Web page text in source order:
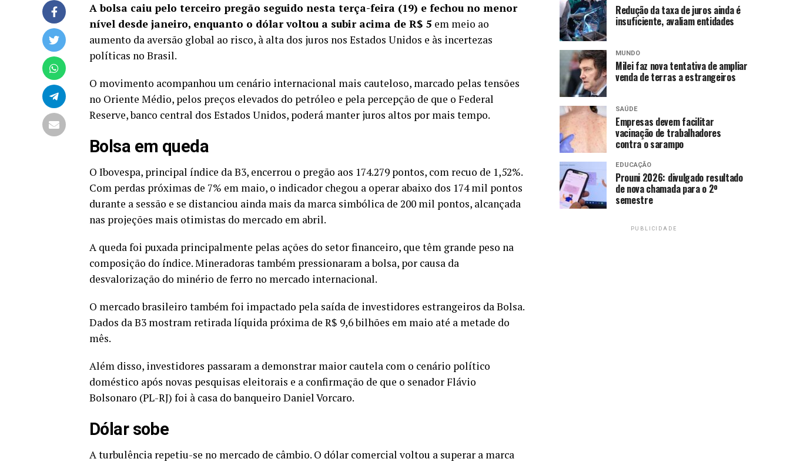
A bolsa caiu pelo terceiro pregão seguido nesta terça-feira (19) e fechou no menor
nível desde janeiro, enquanto o dólar voltou a subir acima de R$ 5 em meio ao
aumento da aversão global ao risco, à alta dos juros nos Estados Unidos e às incertezas
políticas no Brasil.
O movimento acompanhou um cenário internacional mais cauteloso, marcado pelas tensões
no Oriente Médio, pelos preços elevados do petróleo e pela percepção de que o Federal
Reserve, banco central dos Estados Unidos, poderá manter juros altos por mais tempo.
Bolsa em queda
O Ibovespa, principal índice da B3, encerrou o pregão aos 174.279 pontos, com recuo de 1,52%.
Com perdas próximas de 7% em maio, o indicador chegou a operar abaixo dos 174 mil pontos
durante a sessão e se distanciou ainda mais da marca simbólica de 200 mil pontos, alcançada
nas projeções mais otimistas do mercado em abril.
A queda foi puxada principalmente pelas ações do setor financeiro, que têm grande peso na
composição do índice. Mineradoras também pressionaram a bolsa, por causa da
desvalorização do minério de ferro no mercado internacional.
O mercado brasileiro também foi impactado pela saída de investidores estrangeiros da Bolsa.
Dados da B3 mostram retirada líquida próxima de R$ 9,6 bilhões em maio até a metade do
mês.
Além disso, investidores passaram a demonstrar maior cautela com o cenário político
doméstico após novas pesquisas eleitorais e a confirmação de que o senador Flávio
Bolsonaro (PL-RJ) foi à casa do banqueiro Daniel Vorcaro.
Dólar sobe
A turbulência repetiu-se no mercado de câmbio. O dólar comercial voltou a superar a marca
Redução da taxa de juros ainda é
insuficiente, avaliam entidades
MUNDO
Milei faz nova tentativa de ampliar
venda de terras a estrangeiros
SAÚDE
Empresas devem facilitar
vacinação de trabalhadores
contra o sarampo
EDUCAÇÃO
Prouni 2026: divulgado resultado
de nova chamada para o 2º
semestre
PUBLICIDADE